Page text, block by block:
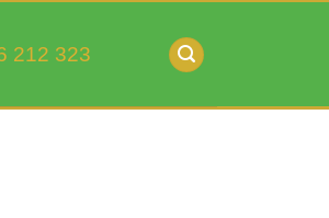
212 323